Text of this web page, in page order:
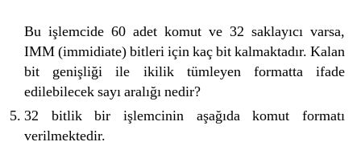
Bu işlemcide 60 adet komut ve 32 saklayıcı varsa,
IMM (immidiate) bitleri için kaç bit kalmaktadır. Kalan
bit genişliği ile ikilik tümleyen formatta ifade
edilebilecek sayı aralığı nedir?
32 bitlik bir işlemcinin aşağıda komut formatı
verilmektedir.